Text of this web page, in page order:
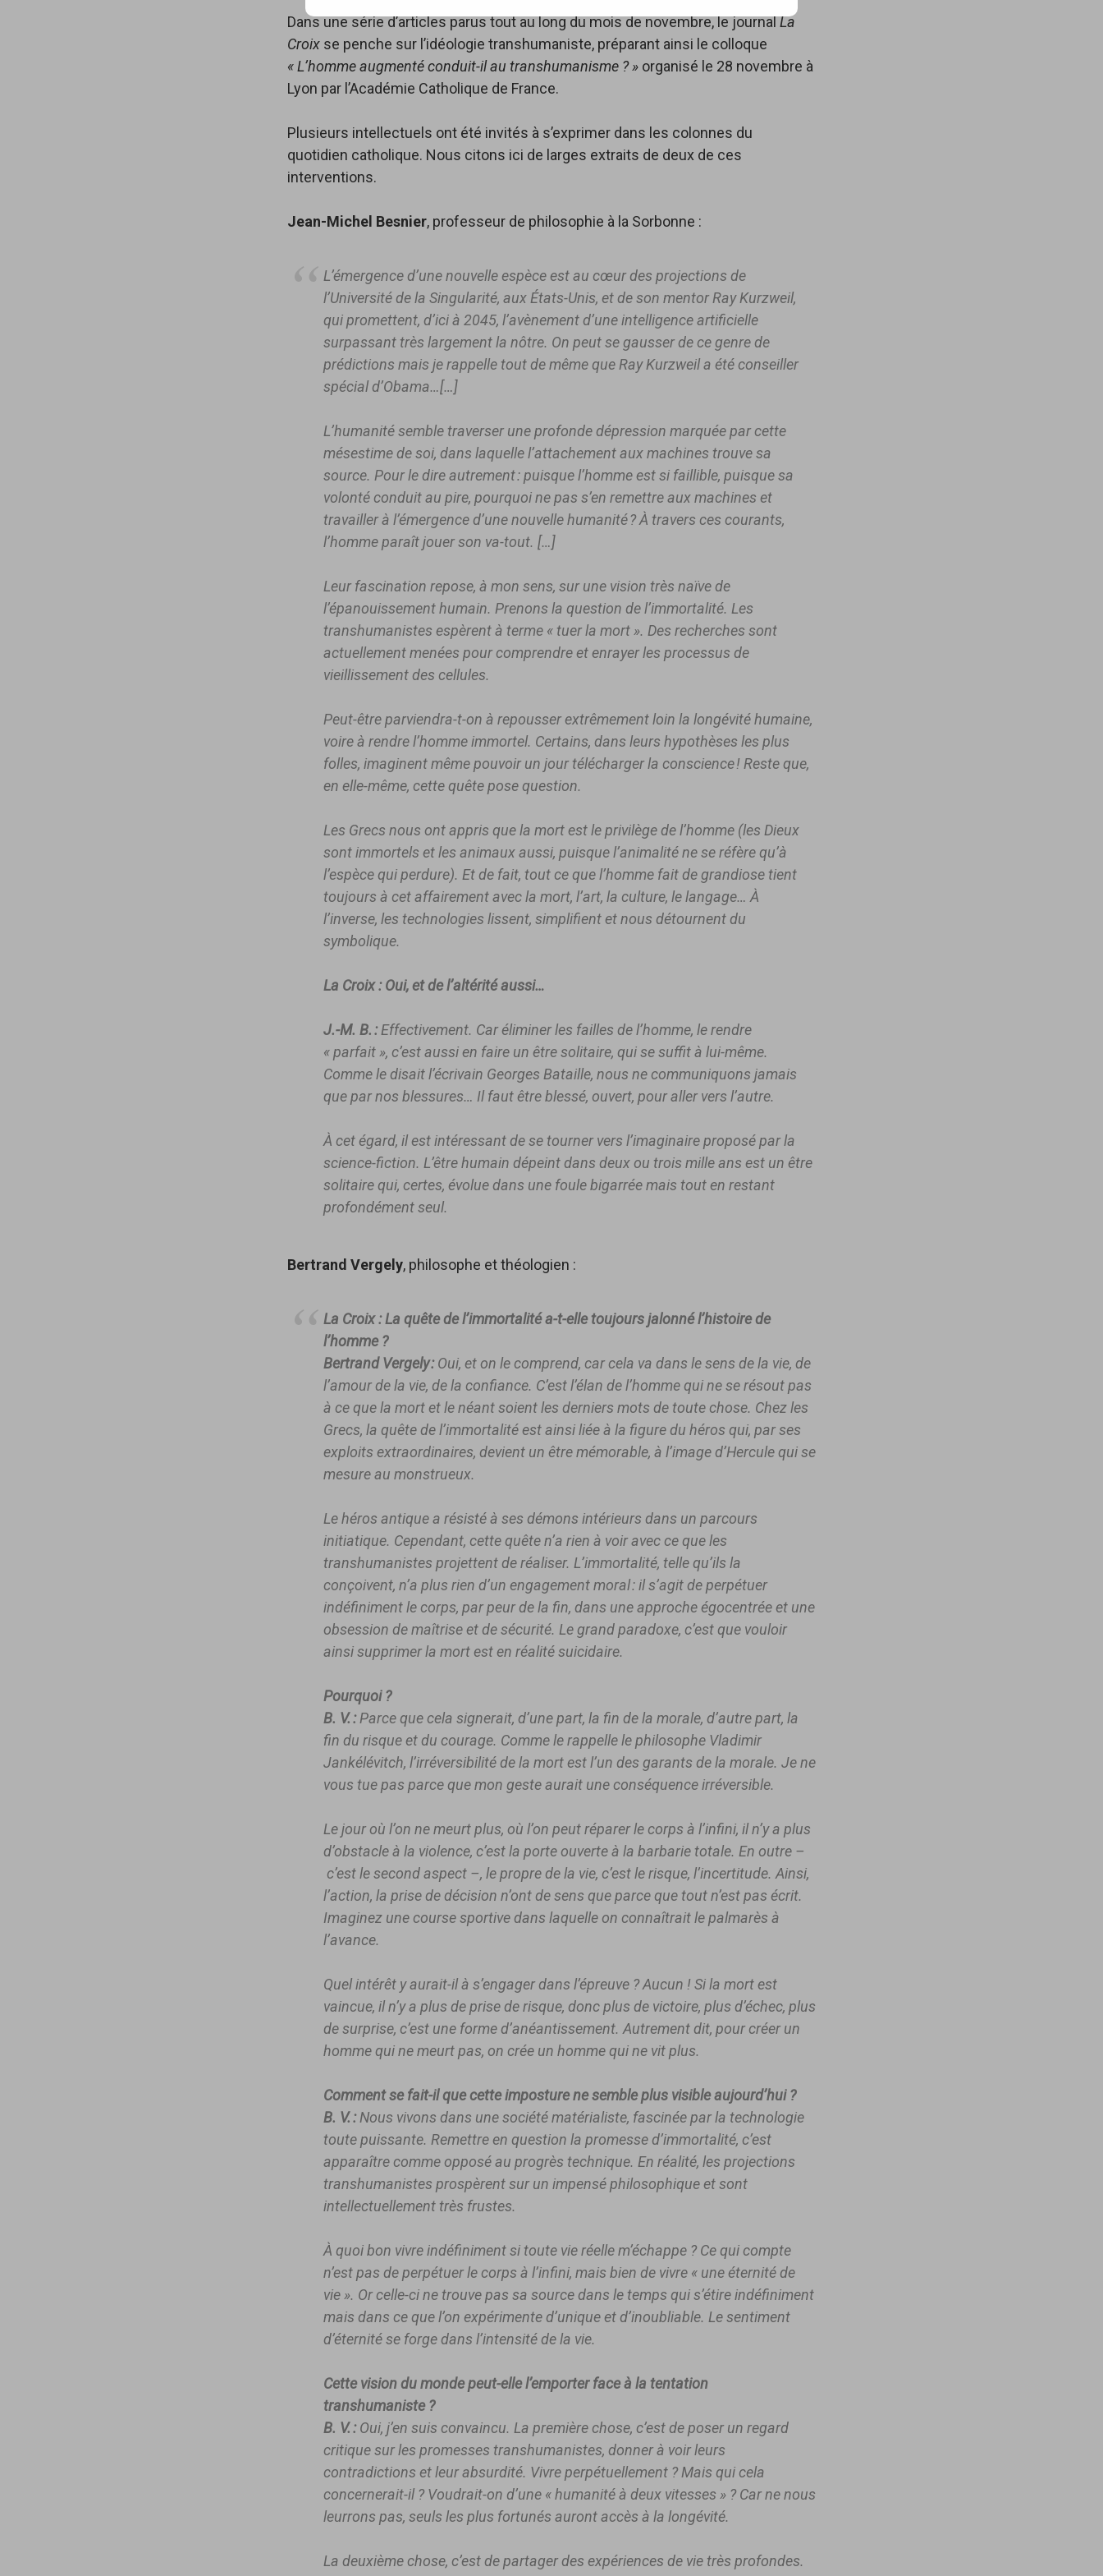
Dans une série d’articles parus tout au long du mois de novembre, le journalLa
Croix se penche sur l’idéologie transhumaniste, préparant ainsi le colloque
« L’homme augmenté conduit-il au transhumanisme ? » organisé le 28 novembre à
Lyon par l’Académie Catholique de France.
Plusieurs intellectuels ont été invités à s’exprimer dans les colonnes du
quotidien catholique. Nous citons ici de larges extraits de deux de ces
interventions.
Jean-Michel Besnier, professeur de philosophie à la Sorbonne :
L’émergence d’une nouvelle espèce est au cœur des projections de
l’Université de la Singularité, aux États-Unis, et de son mentor Ray Kurzweil,
qui promettent, d’ici à 2045, l’avènement d’une intelligence artificielle
surpassant très largement la nôtre. On peut se gausser de ce genre de
prédictions mais je rappelle tout de même que Ray Kurzweil a été conseiller
spécial d’Obama…[…]
L’humanité semble traverser une profonde dépression marquée par cette
mésestime de soi, dans laquelle l’attachement aux machines trouve sa
source. Pour le dire autrement : puisque l’homme est si faillible, puisque sa
volonté conduit au pire, pourquoi ne pas s’en remettre aux machines et
travailler à l’émergence d’une nouvelle humanité ? À travers ces courants,
l’homme paraît jouer son va-tout. […]
Leur fascination repose, à mon sens, sur une vision très naïve de
l’épanouissement humain. Prenons la question de l’immortalité. Les
transhumanistes espèrent à terme « tuer la mort ». Des recherches sont
actuellement menées pour comprendre et enrayer les processus de
vieillissement des cellules.
Peut-être parviendra-t-on à repousser extrêmement loin la longévité humaine,
voire à rendre l’homme immortel. Certains, dans leurs hypothèses les plus
folles, imaginent même pouvoir un jour télécharger la conscience ! Reste que,
en elle-même, cette quête pose question.
Les Grecs nous ont appris que la mort est le privilège de l’homme (les Dieux
sont immortels et les animaux aussi, puisque l’animalité ne se réfère qu’à
l’espèce qui perdure). Et de fait, tout ce que l’homme fait de grandiose tient
toujours à cet affairement avec la mort, l’art, la culture, le langage… À
l’inverse, les technologies lissent, simplifient et nous détournent du
symbolique.
La Croix : Oui, et de l’altérité aussi…
J.-M. B. :Effectivement. Car éliminer les failles de l’homme, le rendre
« parfait », c’est aussi en faire un être solitaire, qui se suffit à lui-même.
Comme le disait l’écrivain Georges Bataille, nous ne communiquons jamais
que par nos blessures… Il faut être blessé, ouvert, pour aller vers l’autre.
À cet égard, il est intéressant de se tourner vers l’imaginaire proposé par la
science-fiction. L’être humain dépeint dans deux ou trois mille ans est un être
solitaire qui, certes, évolue dans une foule bigarrée mais tout en restant
profondément seul.
Bertrand Vergely, philosophe et théologien :
La Croix :La quête de l’immortalité a-t-elle toujours jalonné l’histoire de
l’homme ?
Bertrand Vergely :Oui, et on le comprend, car cela va dans le sens de la vie, de
l’amour de la vie, de la confiance. C’est l’élan de l’homme qui ne se résout pas
à ce que la mort et le néant soient les derniers mots de toute chose. Chez les
Grecs, la quête de l’immortalité est ainsi liée à la figure du héros qui, par ses
exploits extraordinaires, devient un être mémorable, à l’image d’Hercule qui se
mesure au monstrueux.
Le héros antique a résisté à ses démons intérieurs dans un parcours
initiatique. Cependant, cette quête n’a rien à voir avec ce que les
transhumanistes projettent de réaliser. L’immortalité, telle qu’ils la
conçoivent, n’a plus rien d’un engagement moral : il s’agit de perpétuer
indéfiniment le corps, par peur de la fin, dans une approche égocentrée et une
obsession de maîtrise et de sécurité. Le grand paradoxe, c’est que vouloir
ainsi supprimer la mort est en réalité suicidaire.
Pourquoi ?
B. V. :Parce que cela signerait, d’une part, la fin de la morale, d’autre part, la
fin du risque et du courage. Comme le rappelle le philosophe Vladimir
Jankélévitch, l’irréversibilité de la mort est l’un des garants de la morale. Je ne
vous tue pas parce que mon geste aurait une conséquence irréversible.
Le jour où l’on ne meurt plus, où l’on peut réparer le corps à l’infini, il n’y a plus
d’obstacle à la violence, c’est la porte ouverte à la barbarie totale. En outre –
c’est le second aspect –, le propre de la vie, c’est le risque, l’incertitude. Ainsi,
l’action, la prise de décision n’ont de sens que parce que tout n’est pas écrit.
Imaginez une course sportive dans laquelle on connaîtrait le palmarès à
l’avance.
Quel intérêt y aurait-il à s’engager dans l’épreuve ? Aucun ! Si la mort est
vaincue, il n’y a plus de prise de risque, donc plus de victoire, plus d’échec, plus
de surprise, c’est une forme d’anéantissement. Autrement dit, pour créer un
homme qui ne meurt pas, on crée un homme qui ne vit plus.
Comment se fait-il que cette imposture ne semble plus visible aujourd’hui ?
B. V. :Nous vivons dans une société matérialiste, fascinée par la technologie
toute puissante. Remettre en question la promesse d’immortalité, c’est
apparaître comme opposé au progrès technique. En réalité, les projections
transhumanistes prospèrent sur un impensé philosophique et sont
intellectuellement très frustes.
À quoi bon vivre indéfiniment si toute vie réelle m’échappe ? Ce qui compte
n’est pas de perpétuer le corps à l’infini, mais bien de vivre « une éternité de
vie ». Or celle-ci ne trouve pas sa source dans le temps qui s’étire indéfiniment
mais dans ce que l’on expérimente d’unique et d’inoubliable. Le sentiment
d’éternité se forge dans l’intensité de la vie.
Cette vision du monde peut-elle l’emporter face à la tentation
transhumaniste ?
B. V. :Oui, j’en suis convaincu. La première chose, c’est de poser un regard
critique sur les promesses transhumanistes, donner à voir leurs
contradictions et leur absurdité. Vivre perpétuellement ? Mais qui cela
concernerait-il ? Voudrait-on d’une « humanité à deux vitesses » ? Car ne nous
leurrons pas, seuls les plus fortunés auront accès à la longévité.
La deuxième chose, c’est de partager des expériences de vie très profondes.